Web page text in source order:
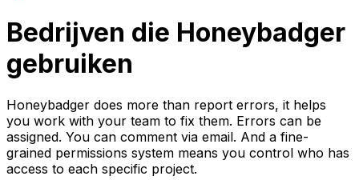
Bedrijven die Honeybadger
gebruiken
Honeybadger does more than report errors, it helps
you work with your team to fix them. Errors can be
assigned. You can comment via email. And a fine-
grained permissions system means you control who has
access to each specific project.